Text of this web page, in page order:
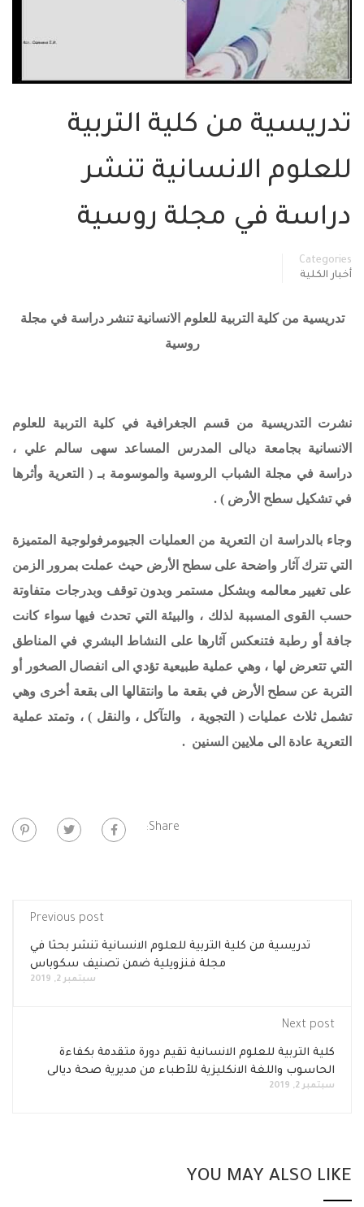
تدريسية من كلية التربية
للعلوم الانسانية تنشر
دراسة في مجلة روسية
Categories
أخبار الكلية
تدريسية من كلية التربية للعلوم الانسانية تنشر دراسة في مجلة
روسية
نشرت التدريسية من قسم الجغرافية في كلية التربية للعلوم
الانسانية بجامعة ديالى المدرس المساعد سهى سالم علي ،
دراسة في مجلة الشباب الروسية والموسومة بـ ( التعرية وأثرها
في تشكيل سطح الأرض ) .
وجاء بالدراسة ان التعرية من العمليات الجيومرفولوجية المتميزة
التي تترك آثار واضحة على سطح الأرض حيث عملت بمرور الزمن
على تغيير معالمه وبشكل مستمر وبدون توقف وبدرجات متفاوتة
حسب القوى المسببة لذلك ، والبيئة التي تحدث فيها سواء كانت
جافة أو رطبة فتنعكس آثارها على النشاط البشري في المناطق
التي تتعرض لها ، وهي عملية طبيعية تؤدي الى انفصال الصخور أو
التربة عن سطح الأرض في بقعة ما وانتقالها الى بقعة أخرى وهي
تشمل ثلاث عمليات ( التجوية ، والتآكل ، والنقل ) ، وتمتد عملية
التعرية عادة الى ملايين السنين .
Share:
Previous post
تدريسية من كلية التربية للعلوم الانسانية تنشر بحثا في
مجلة فنزويلية ضمن تصنيف سكوباس
سبتمبر 2, 2019
Next post
كلية التربية للعلوم الانسانية تقيم دورة متقدمة بكفاءة
الحاسوب واللغة الانكليزية للأطباء من مديرية صحة ديالى
سبتمبر 2, 2019
YOU MAY ALSO LIKE